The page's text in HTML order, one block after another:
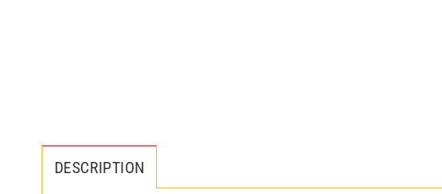
DESCRIPTION